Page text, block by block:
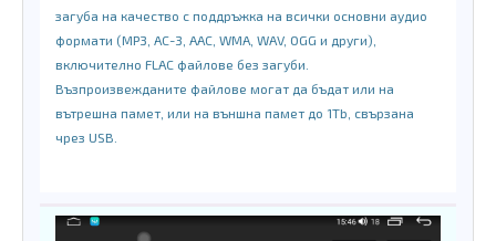
загуба на качество с поддръжка на всички основни аудио
формати (MP3, AC-3, AAC, WMA, WAV, OGG и други),
включително FLAC файлове без загуби.
Възпроизвежданите файлове могат да бъдат или на
вътрешна памет, или на външна памет до 1Tb, свързана
чрез USB.